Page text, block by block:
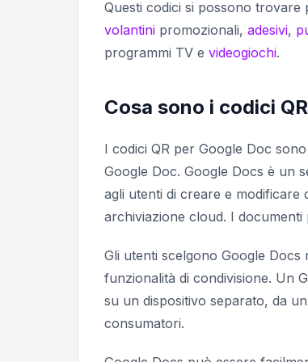
Questi codici si possono
volantini promozionali, adesivi,
programmi TV e videogiochi.
Cosa sono i codici
I codici QR per Google Doc
Google Doc. Google Docs è un
agli utenti di creare e modificare
archiviazione cloud. I
Gli utenti scelgono Google Docs
funzionalità di condivisione. Un
su un dispositivo separato, da
consumatori.